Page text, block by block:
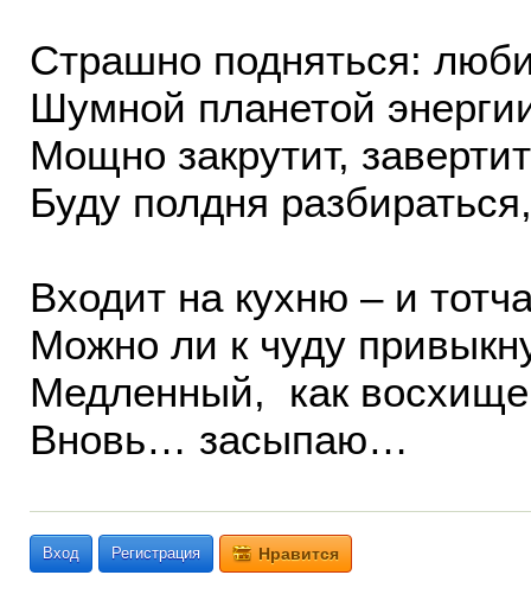
Страшно подняться:
Шумной планетой
Мощно закрутит,
Буду полдня
Входит на кухню – и
Можно ли к чуду
Медленный, как
Вновь… засыпаю…
Вход Регистрация Нравится